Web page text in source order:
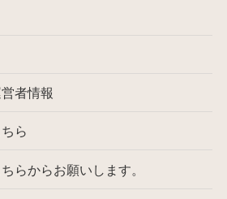
者情報
ら
らからお願いします。